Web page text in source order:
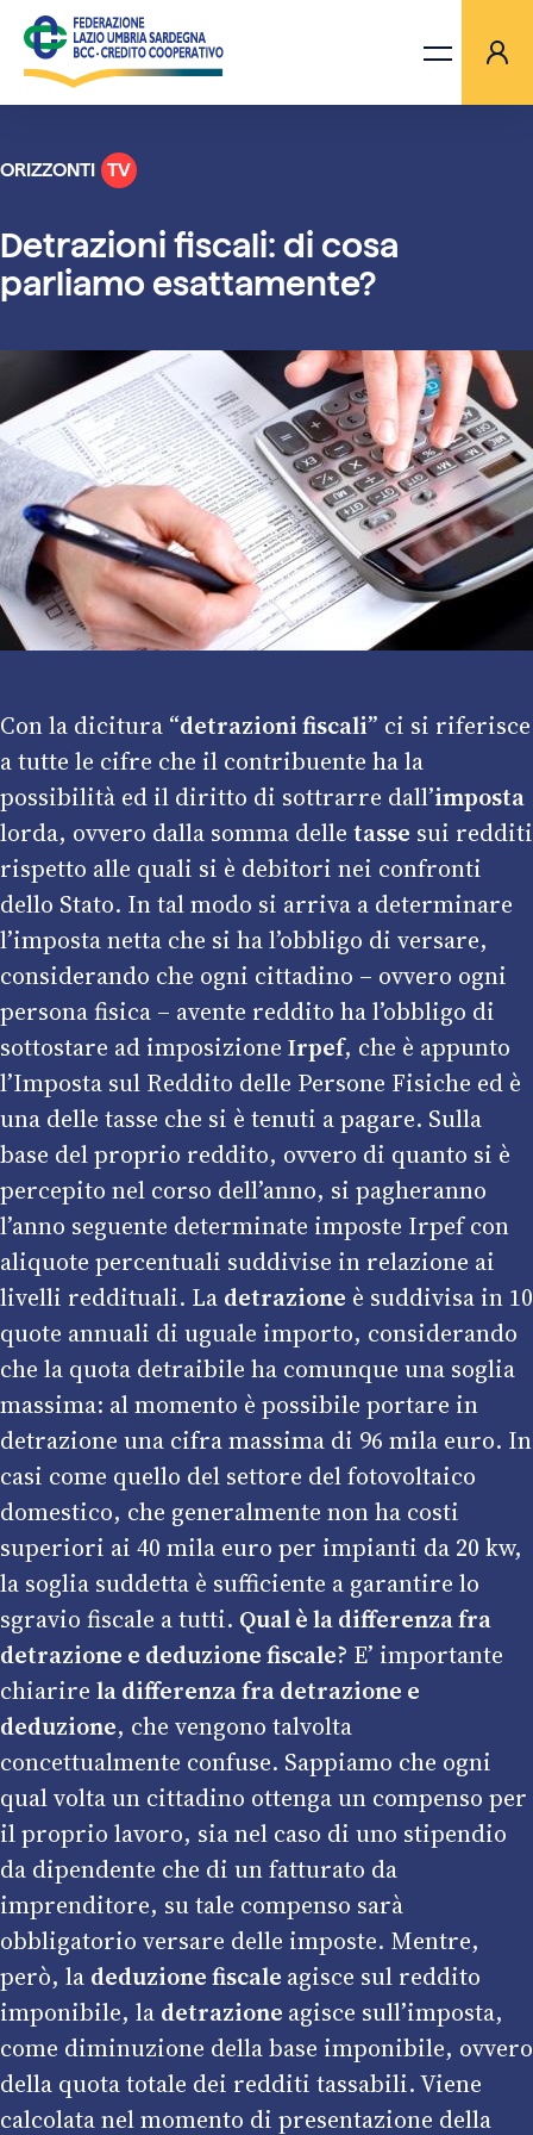
LA FEDERAZIONE
BANCHE
AGGIORNAMENTI
ORIZZONTI TV
ORIZZONTI TV
Detrazioni fiscali: di cosa
parliamo esattamente?
Con la dicitura “detrazioni fiscali” ci si riferisce
a tutte le cifre che il contribuente ha la
possibilità ed il diritto di sottrarre dall’imposta
lorda, ovvero dalla somma delle tasse sui redditi
rispetto alle quali si è debitori nei confronti
dello Stato. In tal modo si arriva a determinare
l’imposta netta che si ha l’obbligo di versare,
considerando che ogni cittadino – ovvero ogni
persona fisica – avente reddito ha l’obbligo di
sottostare ad imposizione Irpef, che è appunto
l’Imposta sul Reddito delle Persone Fisiche ed è
una delle tasse che si è tenuti a pagare. Sulla
base del proprio reddito, ovvero di quanto si è
percepito nel corso dell’anno, si pagheranno
l’anno seguente determinate imposte Irpef con
aliquote percentuali suddivise in relazione ai
livelli reddituali. La detrazione è suddivisa in 10
quote annuali di uguale importo, considerando
che la quota detraibile ha comunque una soglia
massima: al momento è possibile portare in
detrazione una cifra massima di 96 mila euro. In
casi come quello del settore del fotovoltaico
domestico, che generalmente non ha costi
superiori ai 40 mila euro per impianti da 20 kw,
la soglia suddetta è sufficiente a garantire lo
sgravio fiscale a tutti. Qual è la differenza fra
detrazione e deduzione fiscale? E’ importante
chiarire la differenza fra detrazione e
deduzione, che vengono talvolta
concettualmente confuse. Sappiamo che ogni
qual volta un cittadino ottenga un compenso per
il proprio lavoro, sia nel caso di uno stipendio
da dipendente che di un fatturato da
imprenditore, su tale compenso sarà
obbligatorio versare delle imposte. Mentre,
però, la deduzione fiscale agisce sul reddito
imponibile, la detrazione agisce sull’imposta,
come diminuzione della base imponibile, ovvero
della quota totale dei redditi tassabili. Viene
calcolata nel momento di presentazione della